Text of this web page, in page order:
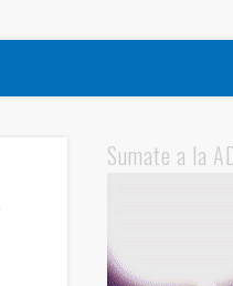
Sumate a la